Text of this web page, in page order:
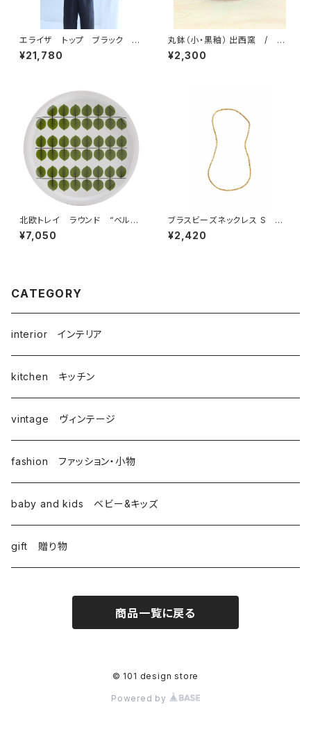
エライザ トップ ブラック
／ fog linen work フォグリ
ネンワーク
¥21,780
丸鉢（小・黒釉） 出西窯 / 柳
宗理ディレクション出西窯シリー
ズ
¥2,300
北欧トレイ ラウンド “ベル
サ” / Stig Lindberg スティ
グ・リンドベリ
¥7,050
ブラスビーズネックレス S
／ fog linen work フォグリ
ネンワーク
¥2,420
CATEGORY
interior インテリア
kitchen キッチン
vintage ヴィンテージ
fashion ファッション・小物
baby and kids ベビー&キッズ
gift 贈り物
商品一覧に戻る
© 101 design store
Powered by